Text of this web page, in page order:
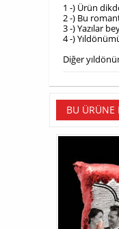
1 -) Ürün
2 -) Bu
3 -) Yazılar
4 -)
Diğer
BU ÜRÜNE